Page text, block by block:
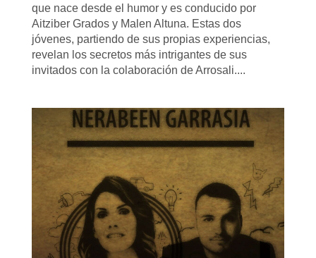
que nace desde el humor y es conducido por
Aitziber Grados y Malen Altuna. Estas dos
jóvenes, partiendo de sus propias experiencias,
revelan los secretos más intrigantes de sus
invitados con la colaboración de Arrosali....